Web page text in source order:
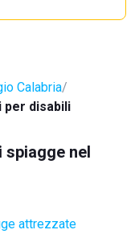
Calabria
per disabili
nel
attrezzate